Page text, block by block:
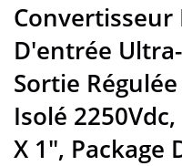
Convertisseur
D'entrée
Sortie
Isolé
X 1", Package